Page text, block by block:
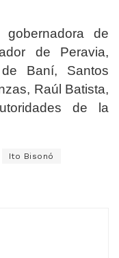
de
de Peravia,
Baní, Santos
Raúl Batista,
de la
Ito Bisonó